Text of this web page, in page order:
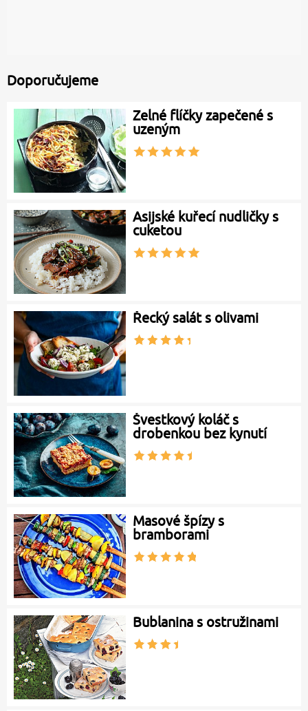
Doporučujeme
Zelné flíčky zapečené s
uzeným
Asijské kuřecí nudličky s
cuketou
Řecký salát s olivami
Švestkový koláč s
drobenkou bez kynutí
Masové špízy s
bramborami
Bublanina s ostružinami